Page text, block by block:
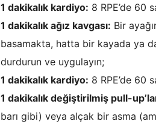
1 dakikalık kardiyo: 8 RPE’de 60
1 dakikalık ağız kavgası: Bir
basamakta, hatta bir kayada ya
durdurun ve uygulayın;
1 dakikalık kardiyo: 8 RPE’de 60
1 dakikalık değiştirilmiş pull-
barı gibi) veya alçak bir asma